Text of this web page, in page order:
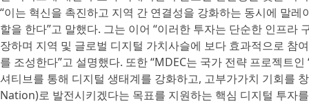
“이는 혁신을 촉진하고 지역 간 연결성을 강화하는 동시에 말
할을 한다”고 말했다. 그는 이어 “이러한 투자는 단순한 인프라
장하며 지역 및 글로벌 디지털 가치사슬에 보다 효과적으로 참
를 조성한다”고 설명했다. 또한 “MDEC는 국가 전략 프로젝트
셔티브를 통해 디지털 생태계를 강화하고, 고부가가치 기회를
Nation)로 발전시키겠다는 목표를 지원하는 핵심 디지털 투자